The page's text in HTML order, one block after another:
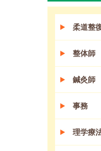
柔道整
整体師
鍼灸師
事務
理学療